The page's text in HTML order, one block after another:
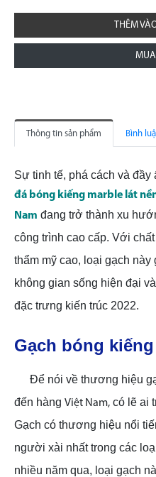
THÊM
Thông tin sản phẩm Bình
Sự tinh tế, phá cách và đầy
đá bóng kiếng marble lát
Nam đang trở thành xu
công trình cao cấp. Với
thẩm mỹ cao, loại gạch
không gian sống hiện đại
đặc trưng kiến trúc 2022.
Gạch bóng kiếng
Để nói về thương hiệu
đến hàng Việt Nam, có lẽ ai
Gạch có thương hiệu nổi
người xài nhất trong các
nhiều năm qua, loại gạch